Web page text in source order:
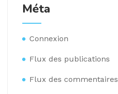
Méta
Connexion
Flux des publications
Flux des commentaires